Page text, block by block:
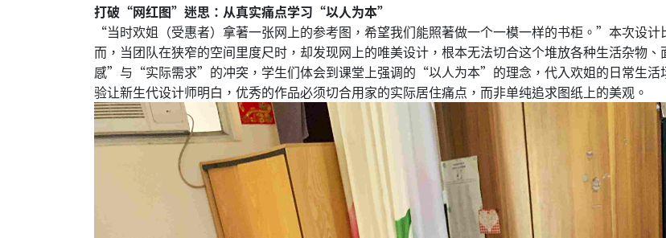
打破“网红图”迷思：从真实痛点学习“以人为本”
“当时欢姐（受惠者）拿著一张网上的参考图，希望我们能照著做一个一模一样的书柜。”本次设
而，当团队在狭窄的空间里度尺时，却发现网上的唯美设计，根本无法切合这个堆放各种生活杂物
感”与“实际需求”的冲突，学生们体会到课堂上强调的“以人为本”的理念，代入欢姐的日常生活
验让新生代设计师明白，优秀的作品必须切合用家的实际居住痛点，而非单纯追求图纸上的美观。